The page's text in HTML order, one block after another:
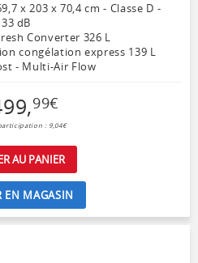
x 203 x 70,4 cm - Classe D -
33 dB
Converter 326 L
congélation express 139 L
- Multi-Air Flow
,99€
: 9,04€
AU PANIER
EN MAGASIN